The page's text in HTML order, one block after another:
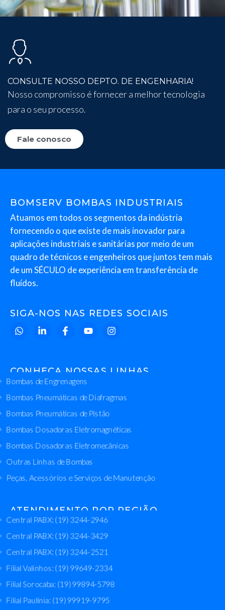
CONSULTE NOSSO DEPTO. DE ENGENHARIA!
Nosso compromisso é fornecer a melhor tecnologia
para o seu processo.
Fale conosco
BOMSERV BOMBAS INDUSTRIAIS
Atuamos em todos os segmentos da indústria
fornecendo o que existe de mais inovador para
aplicações industriais e sanitárias por meio de um
quadro de técnicos e engenheiros que juntos tem mais
de um SÉCULO de experiência em transferência de
fluídos.
SIGA-NOS NAS REDES SOCIAIS
CONHEÇA NOSSAS LINHAS
Bombas de Engrenagens
Bombas Pneumáticas de Diafragmas
Bombas Pneumáticas de Pistão
Bombas Dosadoras Eletromagnéticas
Bombas Dosadoras Eletromecânicas
Outras Linhas de Bombas
Peças, Acessórios e Serviços de Manutenção
ATENDIMENTO POR REGIÃO
Central PABX: (19) 3244-2946
Central PABX: (19) 3244-3429
Central PABX: (19) 3244-2521
Filial Valinhos: (19) 99649-2334
Filial Sorocaba: (19) 99894-5798
Filial Paulínia: (19) 99919-9795